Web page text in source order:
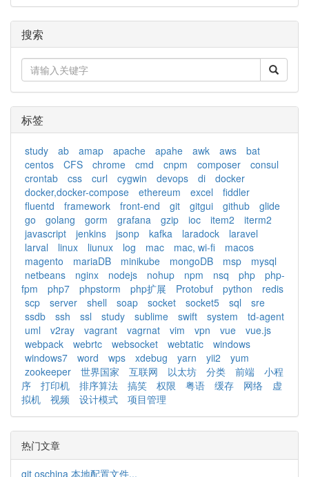
搜索
标签
study ab amap apache apahe awk aws
bat
centos
CFS chrome cmd cnpm composer
consul
crontab
css curl cygwin devops di
docker
docker,docker-compose
ethereum excel
fiddler
fluentd
framework front-end git gitgui github
glide
go
golang gorm grafana gzip ioc item2
iterm2
javascript
jenkins jsonp kafka laradock
laravel
larval
linux liunux log mac mac, wi-fi
macos
magento
mariaDB minikube mongoDB msp
mysql
netbeans
nginx nodejs nohup npm nsq php
php-
fpm
php7 phpstorm php扩展 Protobuf python
redis
scp
server shell soap socket socket5 sql
sre
ssdb
ssh ssl study sublime swift system
td-agent
uml
v2ray vagrant vagrnat vim vpn vue
vue.js
webpack
webrtc websocket webtatic
windows
windows7
word wps xdebug yarn yii2
yum
zookeeper
世界国家 互联网 以太坊 分类 前端
小程
序
打印机 排序算法 搞笑 权限 粤语 缓存 网络
虚
拟机
视频 设计模式 项目管理
热门文章
git oschina 本地配置文件...